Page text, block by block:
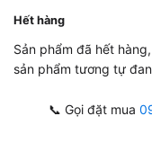
Hết hàng
Sản phẩm đã hết
sản phẩm tương tự
📞 Gọi đặt mua